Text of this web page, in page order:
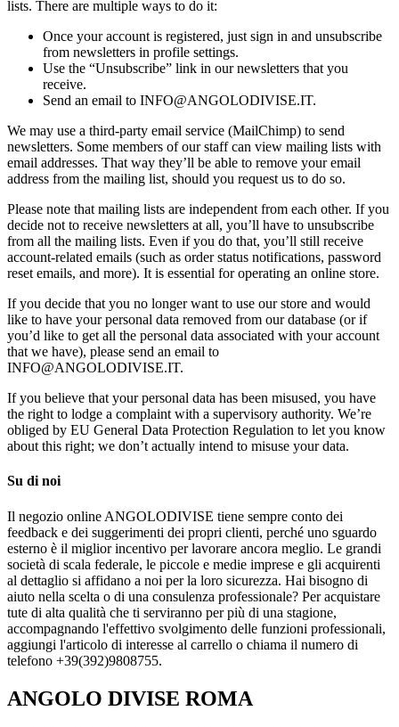
lists. There are multiple ways to do it:
Once your account is registered, just sign in and unsubscribe
from newsletters in profile settings.
Use the “Unsubscribe” link in our newsletters that you
receive.
Send an email to INFO@ANGOLODIVISE.IT.
We may use a third-party email service (MailChimp) to send
newsletters. Some members of our staff can view mailing lists with
email addresses. That way they’ll be able to remove your email
address from the mailing list, should you request us to do so.
Please note that mailing lists are independent from each other. If you
decide not to receive newsletters at all, you’ll have to unsubscribe
from all the mailing lists. Even if you do that, you’ll still receive
account-related emails (such as order status notifications, password
reset emails, and more). It is essential for operating an online store.
If you decide that you no longer want to use our store and would
like to have your personal data removed from our database (or if
you’d like to get all the personal data associated with your account
that we have), please send an email to
INFO@ANGOLODIVISE.IT.
If you believe that your personal data has been misused, you have
the right to lodge a complaint with a supervisory authority. We’re
obliged by EU General Data Protection Regulation to let you know
about this right; we don’t actually intend to misuse your data.
Su di noi
Il negozio online ANGOLODIVISE tiene sempre conto dei
feedback e dei suggerimenti dei propri clienti, perché uno sguardo
esterno è il miglior incentivo per lavorare ancora meglio. Le grandi
società di scala federale, le piccole e medie imprese e gli acquirenti
al dettaglio si affidano a noi per la loro sicurezza. Hai bisogno di
aiuto nella scelta o di una consulenza professionale? Per acquistare
tute di alta qualità che ti serviranno per più di una stagione,
accompagnando l'effettivo svolgimento delle funzioni professionali,
aggiungi l'articolo di interesse al carrello o chiama il numero di
telefono +39(392)9808755.
ANGOLO DIVISE ROMA